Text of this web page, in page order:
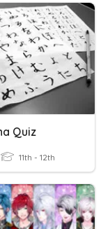
Quiz
11th - 12th